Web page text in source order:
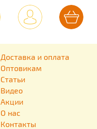
Доставка и оплата
Оптовикам
Статьи
Видео
Акции
О нас
Контакты